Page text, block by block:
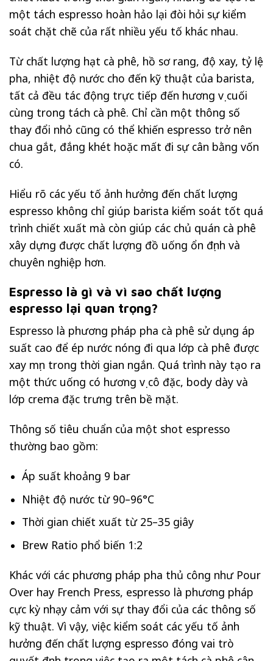
một tách espresso hoàn hảo lại đòi hỏi sự kiểm
soát chặt chẽ của rất nhiều yếu tố khác nhau.
Từ chất lượng hạt cà phê, hồ sơ rang, độ xay, tỷ lệ
pha, nhiệt độ nước cho đến kỹ thuật của barista,
tất cả đều tác động trực tiếp đến hương vị cuối
cùng trong tách cà phê. Chỉ cần một thông số
thay đổi nhỏ cũng có thể khiến espresso trở nên
chua gắt, đắng khét hoặc mất đi sự cân bằng vốn
có.
Hiểu rõ các yếu tố ảnh hưởng đến chất lượng
espresso không chỉ giúp barista kiểm soát tốt quá
trình chiết xuất mà còn giúp các chủ quán cà phê
xây dựng được chất lượng đồ uống ổn định và
chuyên nghiệp hơn.
Espresso là gì và vì sao chất lượng
espresso lại quan trọng?
Espresso là phương pháp pha cà phê sử dụng áp
suất cao để ép nước nóng đi qua lớp cà phê được
xay mịn trong thời gian ngắn. Quá trình này tạo ra
một thức uống có hương vị cô đặc, body dày và
lớp crema đặc trưng trên bề mặt.
Thông số tiêu chuẩn của một shot espresso
thường bao gồm:
Áp suất khoảng 9 bar
Nhiệt độ nước từ 90–96°C
Thời gian chiết xuất từ 25–35 giây
Brew Ratio phổ biến 1:2
Khác với các phương pháp pha thủ công như Pour
Over hay French Press, espresso là phương pháp
cực kỳ nhạy cảm với sự thay đổi của các thông số
kỹ thuật. Vì vậy, việc kiểm soát các yếu tố ảnh
hưởng đến chất lượng espresso đóng vai trò